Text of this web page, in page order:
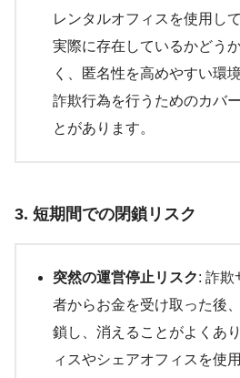
レンタルオフィスを使用し
実際に存在しているかどう
く、匿名性を高めやすい環
詐欺行為を行うためのカバ
とがあります。
3. 短期間での閉鎖リスク
突然の運営停止リスク: 詐欺
者からお金を受け取った後
鎖し、消えることがよくあ
ィスやシェアオフィスを使